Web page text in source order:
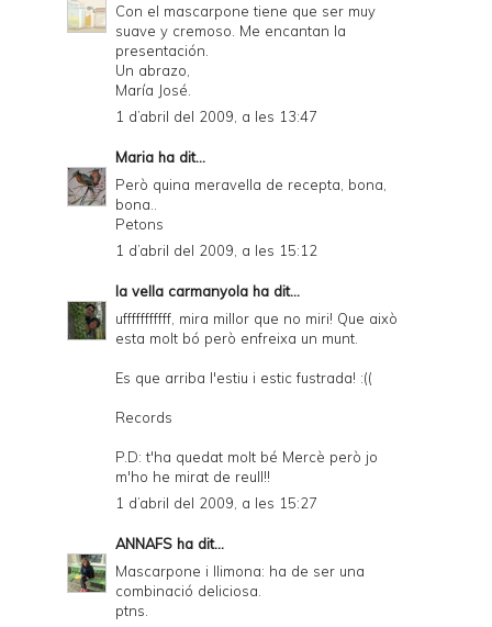
Con el mascarpone tiene que ser muy
suave y cremoso. Me encantan la
presentación.
Un abrazo,
María José.
1 d’abril del 2009, a les 13:47
Maria ha dit...
Però quina meravella de recepta, bona,
bona..
Petons
1 d’abril del 2009, a les 15:12
la vella carmanyola ha dit...
ufffffffffff, mira millor que no miri! Que això
esta molt bó però enfreixa un munt.
Es que arriba l'estiu i estic fustrada! :((
Records
P.D: t'ha quedat molt bé Mercè però jo
m'ho he mirat de reull!!
1 d’abril del 2009, a les 15:27
ANNAFS ha dit...
Mascarpone i llimona: ha de ser una
combinació deliciosa.
ptns.